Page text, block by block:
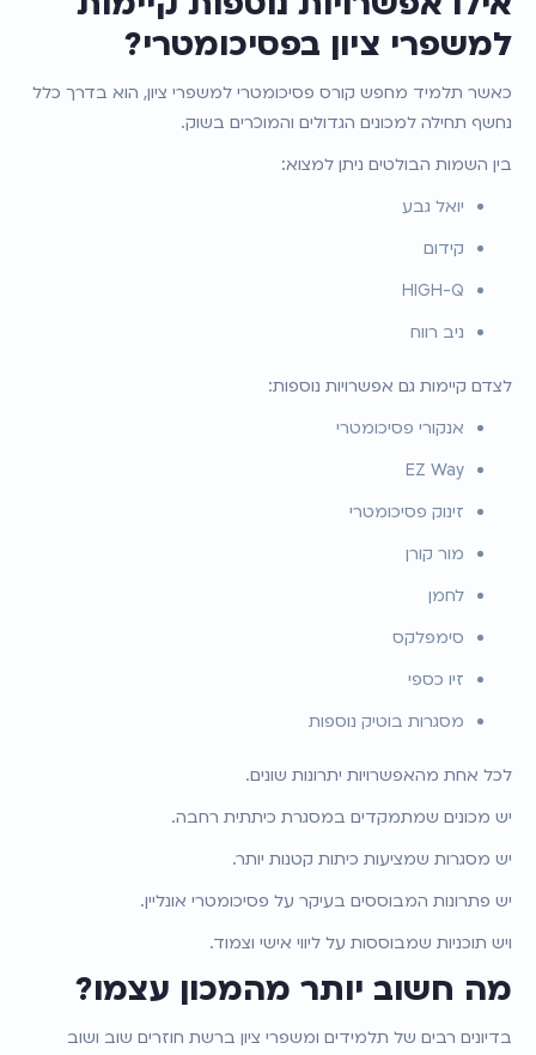
למשפרי ציון בפסיכומטרי?
כאשר תלמיד מחפש קורס פסיכומטרי למשפרי ציון, הוא בדרך כלל
נחשף תחילה למכונים הגדולים והמוכרים בשוק.
בין השמות הבולטים ניתן למצוא:
יואל גבע
קידום
HIGH-Q
ניב רווח
לצדם קיימות גם אפשרויות נוספות:
אנקורי פסיכומטרי
EZ Way
זינוק פסיכומטרי
מור קורן
לחמן
סימפלקס
זיו כספי
מסגרות בוטיק נוספות
לכל אחת מהאפשרויות יתרונות שונים.
יש מכונים שמתמקדים במסגרת כיתתית רחבה.
יש מסגרות שמציעות כיתות קטנות יותר.
יש פתרונות המבוססים בעיקר על פסיכומטרי אונליין.
ויש תוכניות שמבוססות על ליווי אישי וצמוד.
מה חשוב יותר מהמכון עצמו?
בדיונים רבים של תלמידים ומשפרי ציון ברשת חוזרים שוב ושוב